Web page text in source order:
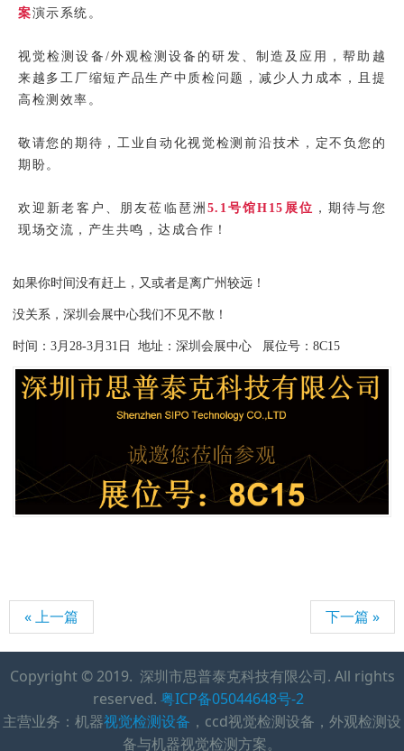
案演示系统。
视觉检测设备/外观检测设备的研发、制造及应用，帮助越
来越多工厂缩短产品生产中质检问题，减少人力成本，且提
高检测效率。
敬请您的期待，工业自动化视觉检测前沿技术，定不负您的
期盼。
欢迎新老客户、朋友莅临琶洲 5.1号馆H15展位 ，期待与您
现场交流，产生共鸣，达成合作！
如果你时间没有赶上，又或者是离广州较远！
没关系，深圳会展中心我们不见不散！
时间：3月28-3月31日 地址：深圳会展中心 展位号：8C15
« 上一篇 下一篇 »
Copyright © 2019. 深圳市思普泰克科技有限公司. All rights
reserved. 粤ICP备05044648号-2
主营业务：机器视觉检测设备 ，ccd视觉检测设备，外观检测设
备与机器视觉检测方案。